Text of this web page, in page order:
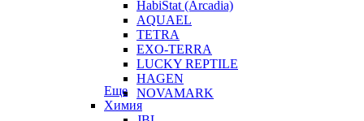
HabiStat (Arcadia)
AQUAEL
TETRA
EXO-TERRA
LUCKY REPTILE
HAGEN
NOVAMARK
Еще
Химия